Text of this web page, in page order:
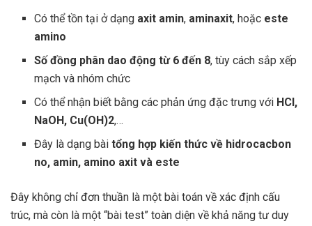
Có thể tồn tại ở dạng axit amin, aminaxit, hoặc este
amino
Số đồng phân dao động từ 6 đến 8, tùy cách sắp xếp
mạch và nhóm chức
Có thể nhận biết bằng các phản ứng đặc trưng với HCl,
NaOH, Cu(OH)2,…
Đây là dạng bàitổng hợp kiến thức về hidrocacbon
no, amin, amino axit và este
Đây không chỉ đơn thuần là một bài toán về xác định cấu
trúc, mà còn là một “bài test” toàn diện về khả năng tư duy